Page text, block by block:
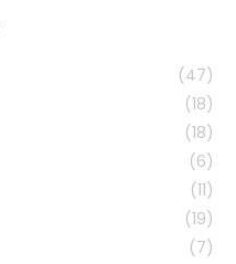
(47)
(18)
(18)
(6)
(11)
(19)
(7)